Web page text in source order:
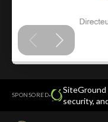
SPONSORED·
SiteGround
security,